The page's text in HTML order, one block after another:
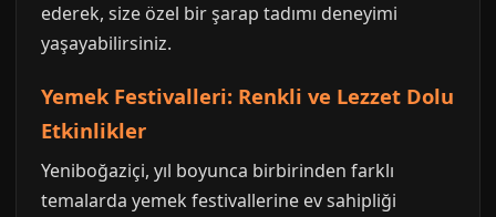
ederek, size özel bir şarap tadımı deneyimi
yaşayabilirsiniz.
Yemek Festivalleri: Renkli ve Lezzet Dolu
Etkinlikler
Yeniboğaziçi, yıl boyunca birbirinden farklı
temalarda yemek festivallerine ev sahipliği